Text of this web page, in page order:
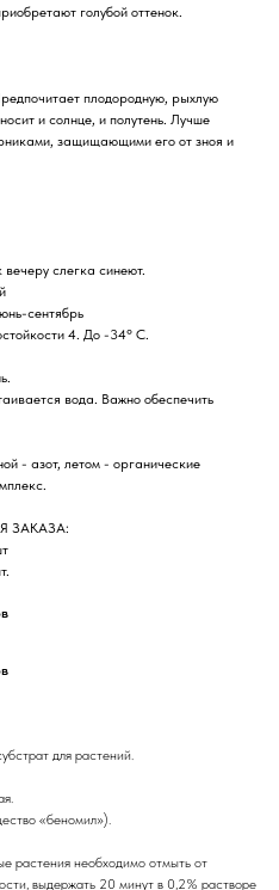
голубой оттенок.
плодородную, рыхлую
и солнце, и полутень. Лучше
защищающими его от зноя и
слегка синеют.
сентябрь
4. До -34° C.
вода. Важно обеспечить
- азот, летом - органические
ЗАКАЗА:
для растений.
«беномил»).
растения необходимо отмыть от
выдержать 20 минут в 0,2% растворе